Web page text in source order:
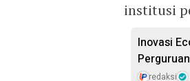
institusi
Inovasi
redaksi